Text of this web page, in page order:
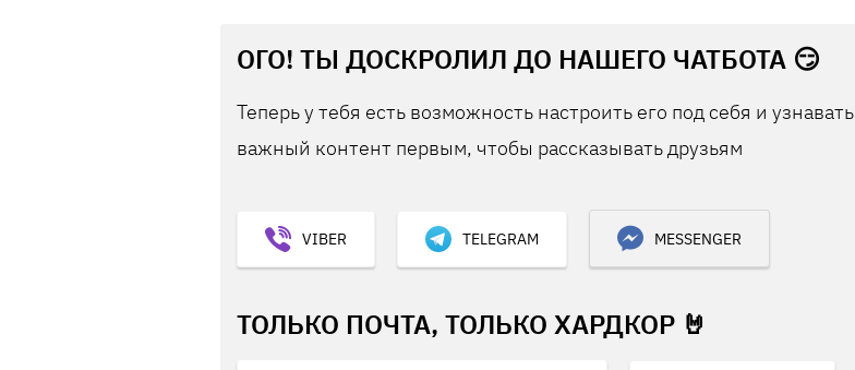
ОГО! ТЫ ДОСКРОЛИЛ ДО НАШЕГО ЧАТБОТА 😏
Теперь у тебя есть возможность настроить его под себя и узнавать
важный контент первым, чтобы рассказывать друзьям
VIBER TELEGRAM MESSENGER
ТОЛЬКО ПОЧТА, ТОЛЬКО ХАРДКОР 🤘